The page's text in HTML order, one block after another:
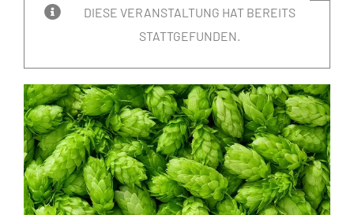
DIESE VERANSTALTUNG HAT BEREITS
STATTGEFUNDEN.